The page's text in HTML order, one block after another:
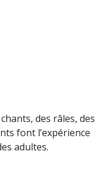
des râles, des
font l’expérience
adultes.